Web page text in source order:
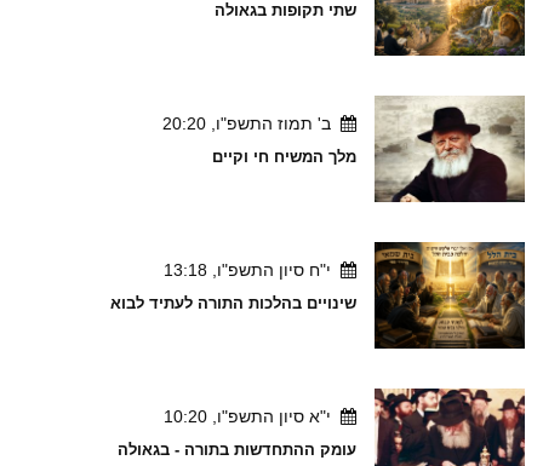
שתי תקופות בגאולה
ב' תמוז התשפ"ו, 20:20
מלך המשיח חי וקיים
י"ח סיון התשפ"ו, 13:18
שינויים בהלכות התורה לעתיד לבוא
י"א סיון התשפ"ו, 10:20
עומק ההתחדשות בתורה - בגאולה